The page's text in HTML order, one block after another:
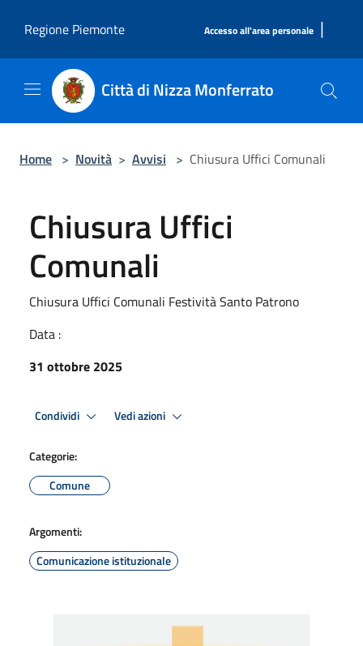
Regione Piemonte
Accesso all'area personale |
Città di Nizza Monferrato
Home > Novità > Avvisi > Chiusura Uffici Comunali
Chiusura Uffici
Comunali
Chiusura Uffici Comunali Festività Santo Patrono
Data :
31 ottobre 2025
Condividi Vedi azioni
Categorie:
Comune
Argomenti:
Comunicazione istituzionale